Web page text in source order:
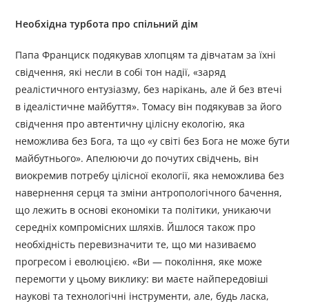
Необхідна турбота про спільний дім
Папа Франциск подякував хлопцям та дівчатам за їхні
свідчення, які несли в собі тон надії, «заряд
реалістичного ентузіазму, без нарікань, але й без втечі
в ідеалістичне майбуття». Томасу він подякував за його
свідчення про автентичну цілісну екологію, яка
неможлива без Бога, та що «у світі без Бога не може бути
майбутнього». Апелюючи до почутих свідчень, він
виокремив потребу цілісної екології, яка неможлива без
навернення серця та зміни антропологічного бачення,
що лежить в основі економіки та політики, уникаючи
середніх компромісних шляхів. Йшлося також про
необхідність перевизначити те, що ми називаємо
прогресом і еволюцією. «Ви — покоління, яке може
перемогти у цьому виклику: ви маєте найпередовіші
наукові та технологічні інструменти, але, будь ласка,